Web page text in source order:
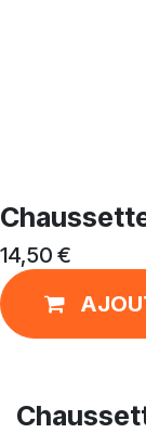
14,50 €